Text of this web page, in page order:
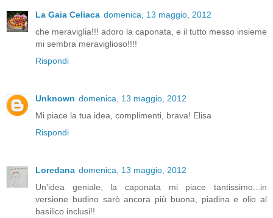
La Gaia Celiaca domenica, 13 maggio, 2012
che meraviglia!!! adoro la caponata, e il tutto messo insieme
mi sembra meraviglioso!!!!
Rispondi
Unknown domenica, 13 maggio, 2012
Mi piace la tua idea, complimenti, brava! Elisa
Rispondi
Loredana domenica, 13 maggio, 2012
Un'idea geniale, la caponata mi piace tantissimo...in
versione budino sarò ancora più buona, piadina e olio al
basilico inclusi!!